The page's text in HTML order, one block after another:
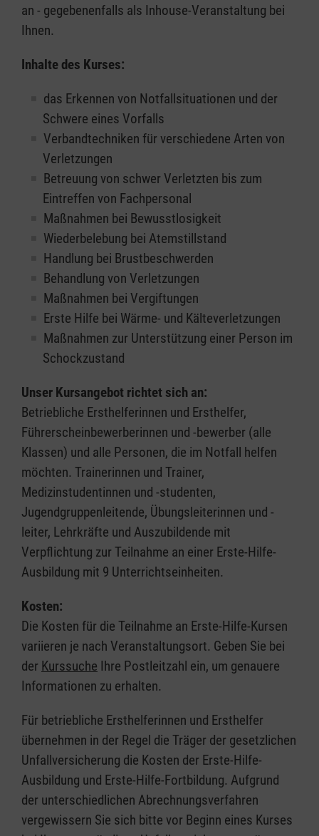
an - gegebenenfalls als Inhouse-Veranstaltung bei
Ihnen.
Inhalte des Kurses:
das Erkennen von Notfallsituationen und der
Schwere eines Vorfalls
Verbandtechniken für verschiedene Arten von
Verletzungen
Betreuung von schwer Verletzten bis zum
Eintreffen von Fachpersonal
Maßnahmen bei Bewusstlosigkeit
Wiederbelebung bei Atemstillstand
Handlung bei Brustbeschwerden
Behandlung von Verletzungen
Maßnahmen bei Vergiftungen
Erste Hilfe bei Wärme- und Kälteverletzungen
Maßnahmen zur Unterstützung einer Person im
Schockzustand
Unser Kursangebot richtet sich an:
Betriebliche Ersthelferinnen und Ersthelfer,
Führerscheinbewerberinnen und -bewerber (alle
Klassen) und alle Personen, die im Notfall helfen
möchten. Trainerinnen und Trainer,
Medizinstudentinnen und -studenten,
Jugendgruppenleitende, Übungsleiterinnen und -
leiter, Lehrkräfte und Auszubildende mit
Verpflichtung zur Teilnahme an einer Erste-Hilfe-
Ausbildung mit 9 Unterrichtseinheiten.
Kosten:
Die Kosten für die Teilnahme an Erste-Hilfe-Kursen
variieren je nach Veranstaltungsort. Geben Sie bei
der Kurssuche Ihre Postleitzahl ein, um genauere
Informationen zu erhalten.
Für betriebliche Ersthelferinnen und Ersthelfer
übernehmen in der Regel die Träger der gesetzlichen
Unfallversicherung die Kosten der Erste-Hilfe-
Ausbildung und Erste-Hilfe-Fortbildung. Aufgrund
der unterschiedlichen Abrechnungsverfahren
vergewissern Sie sich bitte vor Beginn eines Kurses